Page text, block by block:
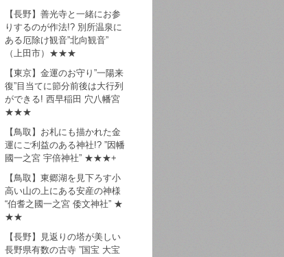
【長野】善光寺と一緒にお参
りするのが作法!? 別所温泉に
ある厄除け観音”北向観音”
（上田市）★★★
【東京】金運のお守り”一陽来
復”目当てに節分前後は大行列
ができる! 西早稲田 穴八幡宮
★★★
【鳥取】お札にも描かれた金
運にご利益のある神社!? ”因幡
國一之宮 宇倍神社” ★★★+
【鳥取】東郷湖を見下ろす小
高い山の上にある安産の神様
“伯耆之國一之宮 倭文神社” ★
★★
【長野】見返りの塔が美しい
長野県有数の古寺 ”国宝 大宝